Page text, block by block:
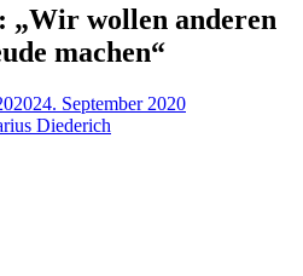
wollen anderen
machen“
24. September 2020
Diederich